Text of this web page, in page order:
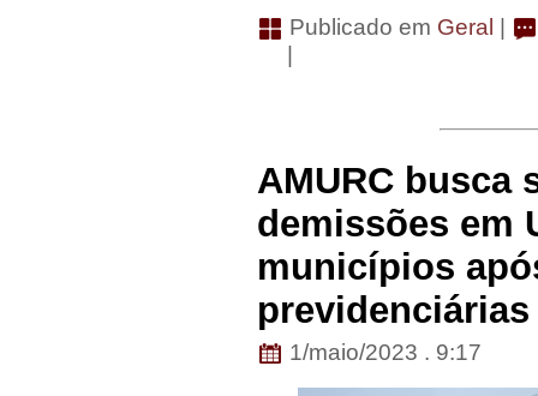
Publicado em Geral
AMURC busca
demissões em
municípios
previdenciárias
1/maio/2023 . 9:17